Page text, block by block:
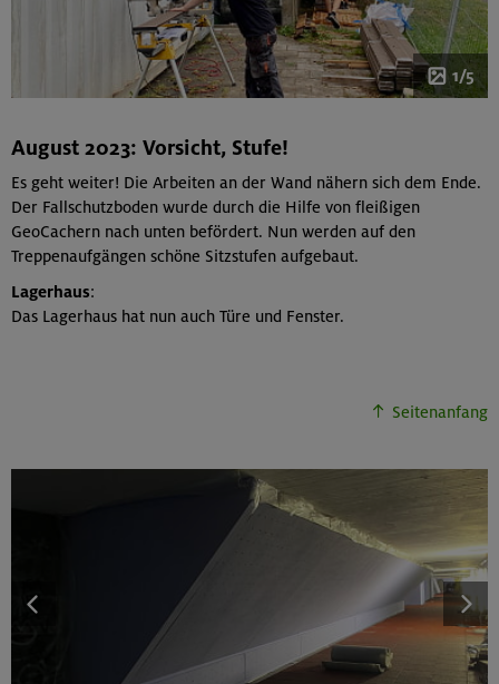
1/5
August 2023: Vorsicht, Stufe!
Es geht weiter! Die Arbeiten an der Wand nähern sich dem Ende.
Der Fallschutzboden wurde durch die Hilfe von fleißigen
GeoCachern nach unten befördert. Nun werden auf den
Treppenaufgängen schöne Sitzstufen aufgebaut.
Lagerhaus:
Das Lagerhaus hat nun auch Türe und Fenster.
Seitenanfang